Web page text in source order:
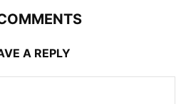
A REPLY